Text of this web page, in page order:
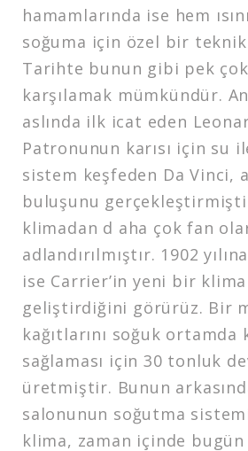
hamamlarında ise hem
soğuma için özel bir
Tarihte bunun gibi pek
karşılamak mümkündür.
aslında ilk icat eden
Patronunun karısı için su
sistem keşfeden Da Vinci,
buluşunu
klimadan d aha çok fan
adlandırılmıştır. 1902
ise Carrier’in yeni bir klima
geliştirdiğini görürüz. Bir
kağıtlarını soğuk ortamda
sağlaması için 30 tonluk
üretmiştir. Bunun
salonunun soğutma
klima, zaman içinde